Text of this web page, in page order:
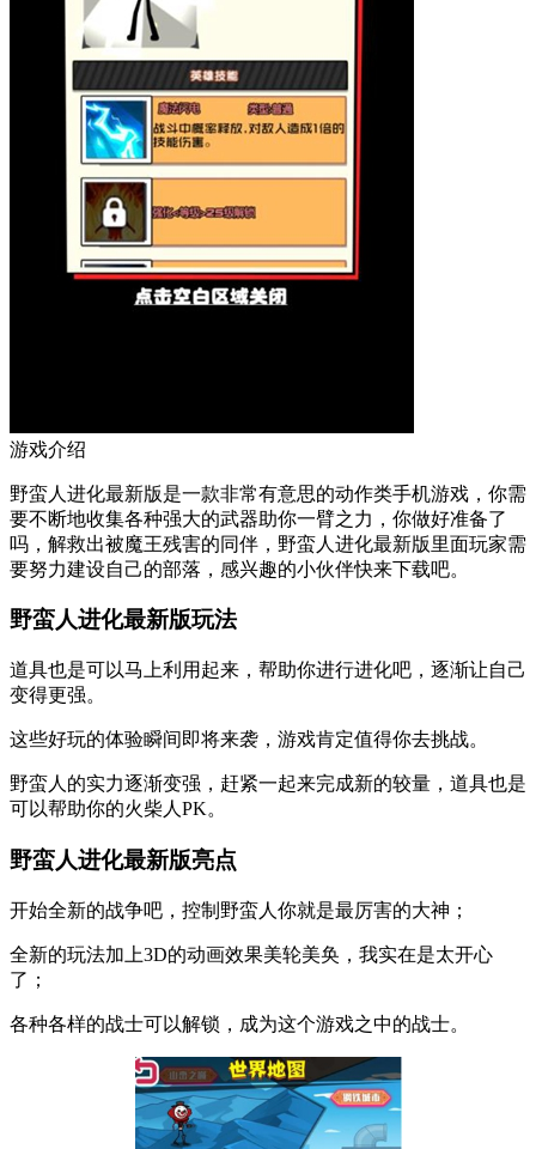
游戏介绍
野蛮人进化最新版是一款非常有意思的动作类手机游戏，你需
要不断地收集各种强大的武器助你一臂之力，你做好准备了
吗，解救出被魔王残害的同伴，野蛮人进化最新版里面玩家需
要努力建设自己的部落，感兴趣的小伙伴快来下载吧。
野蛮人进化最新版玩法
道具也是可以马上利用起来，帮助你进行进化吧，逐渐让自己
变得更强。
这些好玩的体验瞬间即将来袭，游戏肯定值得你去挑战。
野蛮人的实力逐渐变强，赶紧一起来完成新的较量，道具也是
可以帮助你的火柴人PK。
野蛮人进化最新版亮点
开始全新的战争吧，控制野蛮人你就是最厉害的大神；
全新的玩法加上3D的动画效果美轮美奂，我实在是太开心
了；
各种各样的战士可以解锁，成为这个游戏之中的战士。